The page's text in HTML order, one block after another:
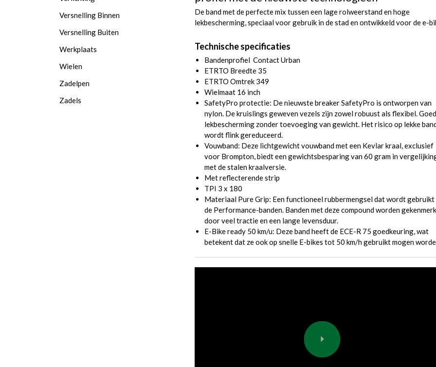
De band met de perfecte mix tussen een lage rolweerstand en hoge
lekbescherming, speciaal voor gebruik in de stad en ontwikkeld voor de e-
Technische specificaties
Bandenprofiel Contact Urban
ETRTO Breedte 35
ETRTO Omtrek 349
Wielmaat 16 inch
SafetyPro protectie: De nieuwste breaker SafetyPro is ontworpen van
nylon. De kruislings geweven vezels zijn zowel robuust als flexibel.
lekbescherming zonder toevoeging van gewicht. Het risico op lekke
wordt flink gereduceerd.
Vouwband: Deze lichtgewicht vouwband met een Kevlar kraal, exclusief
voor Brompton, biedt een gewichtsbesparing van 60 gram in
met de stalen kraalversie.
Met reflecterende strip
TPI 3 x 180
Materiaal Pure Grip: Een functioneel rubbermengsel dat wordt gebruikt
de Performance-banden. Banden met deze compound worden
door veel tractie en een lange levensduur.
E-Bike ready 50 km/u: Deze band heeft de ECE-R 75 goedkeuring, wat
betekent dat ze ook op snelle E-bikes tot 50 km/h gebruikt mogen
Versnelling Binnen
Versnelling Buiten
Werkplaats
Wielen
Zadelpen
Zadels